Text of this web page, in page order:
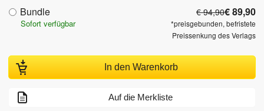
Bundle € 94,90€ 89,90
*preisgebunden, befristete
Preissenkung des Verlags
Sofort verfügbar
In den Warenkorb
Auf die Merkliste